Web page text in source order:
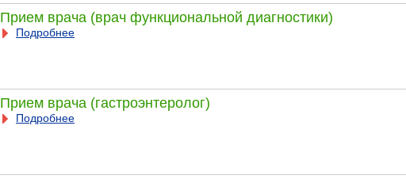
Прием врача (врач функциональной диагностики)
Подробнее
Прием врача (гастроэнтеролог)
Подробнее